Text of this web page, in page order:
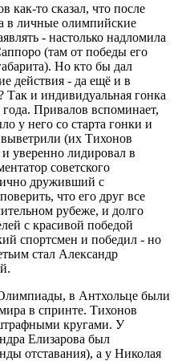
как-то сказал, что после
в личные олимпийские
- настолько надломила
(там от победы его
Но кто бы дал
действия - да ещё и в
и индивидуальная гонка
Привалов вспоминает,
у него со старта гонки и
(их Тихонов
уверенно лидировал в
советского
друживший с
что его друг все
рубеже, и долго
с красивой победой
спортсмен и победил - но
стал Александр
в Антхольце были
в спринте. Тихонов
кругами. У
Елизарова был
отставания), а у Николая